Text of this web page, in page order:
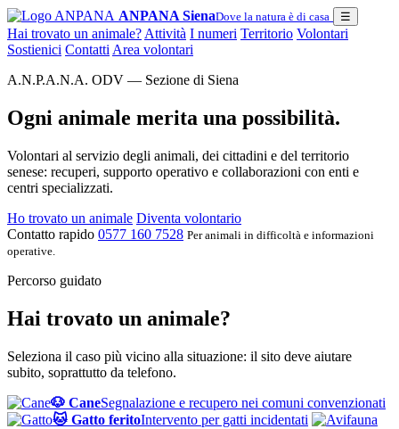
ANPANA SienaDove la natura è di casa ☰
Hai trovato un animale? Attività I numeri Territorio Volontari
Sostienici Contatti Area volontari
A.N.P.A.N.A. ODV — Sezione di Siena
Ogni animale merita una possibilità.
Volontari al servizio degli animali, dei cittadini e del territorio
senese: recuperi, supporto operativo e collaborazioni con enti e
centri specializzati.
Ho trovato un animale Diventa volontario
Contatto rapido 0577 160 7528 Per animali in difficoltà e informazioni
operative.
Percorso guidato
Hai trovato un animale?
Seleziona il caso più vicino alla situazione: il sito deve aiutare
subito, soprattutto da telefono.
🐶 CaneSegnalazione e recupero nei comuni convenzionati
🐱 Gatto feritoIntervento per gatti incidentati